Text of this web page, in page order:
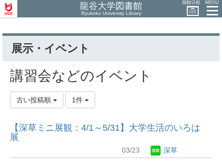
龍谷大学図書館
Ryukoku University Library
開館日程 MENU
展示・イベント
講習会などのイベント
古い投稿順 1件
【深草ミニ展観：4/1～5/31】大学生活のいろは
展
03/23 深草